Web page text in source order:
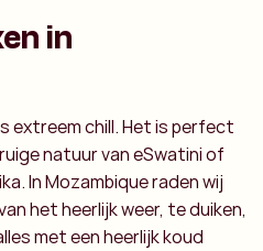
in
extreem chill. Het is perfect
natuur van eSwatini of
In Mozambique raden wij
het heerlijk weer, te duiken,
met een heerlijk koud